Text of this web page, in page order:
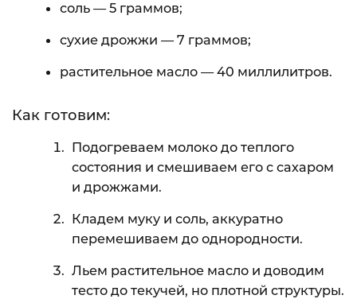
соль — 5 граммов;
сухие дрожжи — 7 граммов;
растительное масло — 40 миллилитров.
Как готовим:
Подогреваем молоко до теплого
состояния и смешиваем его с сахаром
и дрожжами.
Кладем муку и соль, аккуратно
перемешиваем до однородности.
Льем растительное масло и доводим
тесто до текучей, но плотной структуры.